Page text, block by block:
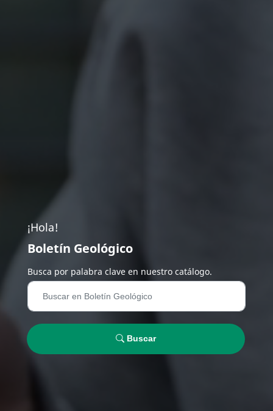
¡Hola!
Boletín Geológico
Busca por palabra clave en nuestro catálogo.
Buscar